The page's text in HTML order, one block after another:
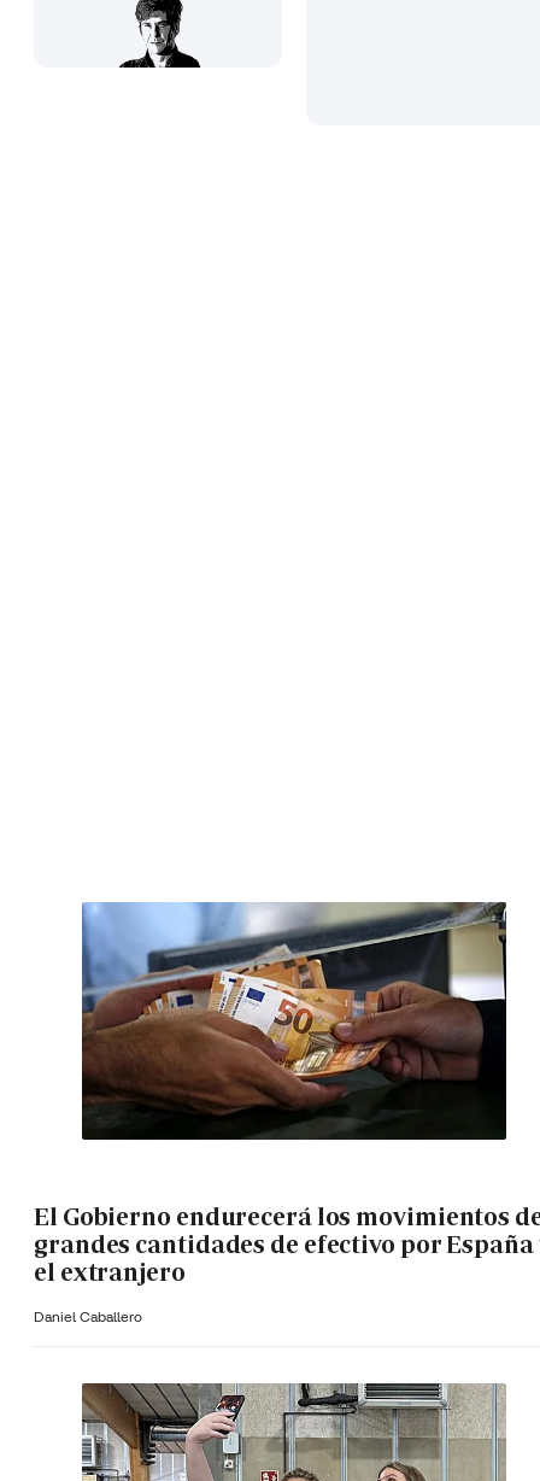
El Gobierno endurecerá los movimientos
grandes cantidades de efectivo por España
el extranjero
Daniel Caballero